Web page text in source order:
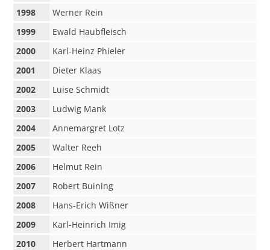
1998
Werner Rein
1999
Ewald Haubfleisch
2000
Karl-Heinz Phieler
2001
Dieter Klaas
2002
Luise Schmidt
2003
Ludwig Mank
2004
Annemargret Lotz
2005
Walter Reeh
2006
Helmut Rein
2007
Robert Buining
2008
Hans-Erich Wißner
2009
Karl-Heinrich Imig
2010
Herbert Hartmann